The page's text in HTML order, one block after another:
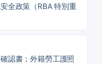
全政策（RBA 特別重
認書；外籍勞工護照